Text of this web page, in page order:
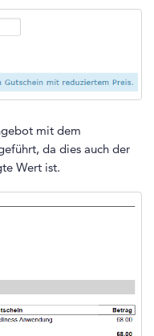
mit dem
da dies auch der
Wert ist.